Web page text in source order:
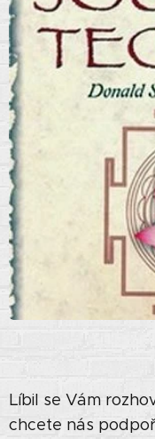
Líbil se Vám
chcete nás